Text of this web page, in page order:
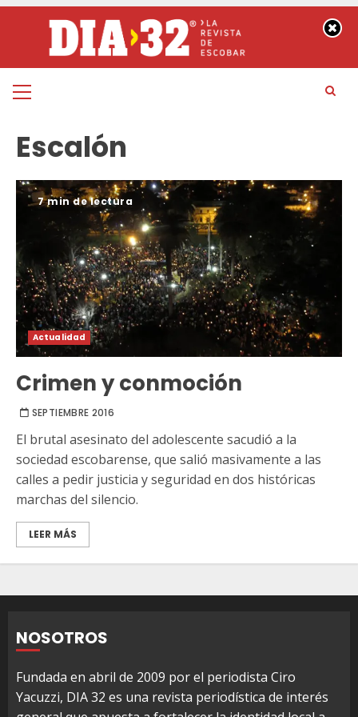
contenido
Menú
Escalón
7 min de lectura
Actualidad
Crimen y conmoción
SEPTIEMBRE 2016
El brutal asesinato del adolescente sacudió a la
sociedad escobarense, que salió masivamente a las
calles a pedir justicia y seguridad en dos históricas
marchas del silencio.
LEER MÁS
NOSOTROS
Fundada en abril de 2009 por el periodista Ciro
Yacuzzi, DIA 32 es una revista periodística de interés